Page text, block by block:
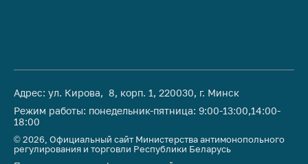
Горячая линия
Пресс-служба
Вышестоящий
государственный
орган
Адрес: ул. Кирова, 8, корп. 1, 220030, г. Минск
Режим работы: понедельник-пятница: 9:00-13:00,14:00-
18:00
© 2026, Официальный сайт Министерства антимонопольного
регулирования и торговли Республики Беларусь